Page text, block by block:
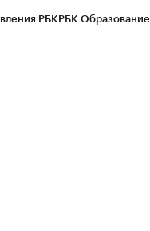
РБКРБК Образование